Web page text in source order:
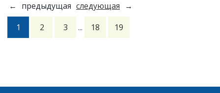
← предыдущая следующая
→
1
2 3 ... 18 19